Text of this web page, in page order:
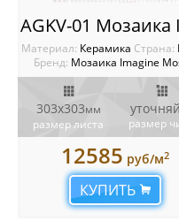
Материал: Керамика Cтрана:
Бренд: Мозаика Imagine
303x303мм
размер листа
размер
12585 руб/м2
КУПИТЬ